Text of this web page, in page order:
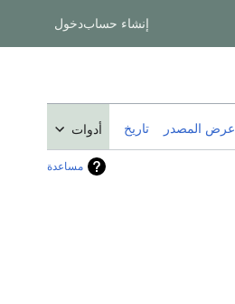
إنشاء حسابدخول
عرض المصدر تاريخ أدوات
مساعدة